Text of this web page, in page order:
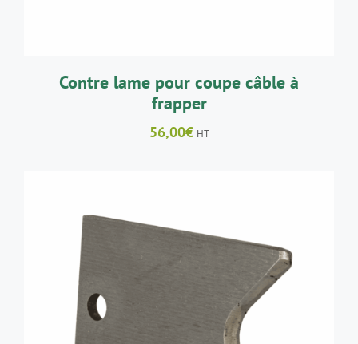
Contre lame pour coupe câble à
frapper
56,00€ HT
AJOUTER AU PANIER DÉTAILS